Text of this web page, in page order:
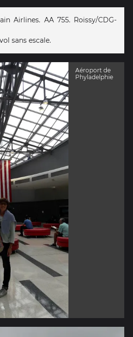
Airlines. AA 755. Roissy/CDG-
sans escale.
Aéroport de
Phyladelphie